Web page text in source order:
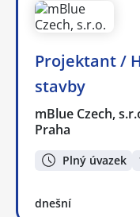
Projektant /
stavby
mBlue Czech,
Praha
Plný úvazek
dnešní